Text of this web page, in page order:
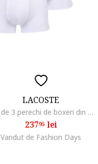
LACOSTE
Set de 3 perechi de boxeri din amestec de bumbac, Alb
23795lei
Vandut de Fashion Days